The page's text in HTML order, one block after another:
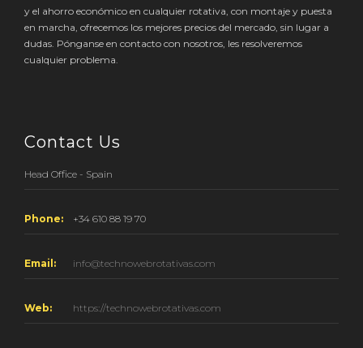
y el ahorro económico en cualquier rotativa, con montaje y puesta
en marcha, ofrecemos los mejores precios del mercado, sin lugar a
dudas. Pónganse en contacto con nosotros, les resolveremos
cualquier problema.
Contact Us
Head Office - Spain
Phone: +34 610 88 19 70
Email: info@technowebrotativas.com
Web: https://technowebrotativas.com